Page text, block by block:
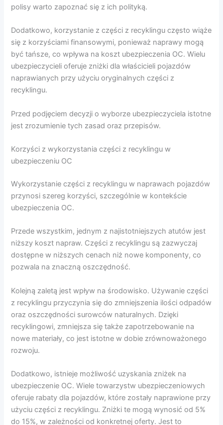
polisy warto zapoznać się z ich polityką.
Dodatkowo, korzystanie z części z recyklingu często wiąże
się z korzyściami finansowymi, ponieważ naprawy mogą
być tańsze, co wpływa na koszt ubezpieczenia OC. Wielu
ubezpieczycieli oferuje zniżki dla właścicieli pojazdów
naprawianych przy użyciu oryginalnych części z
recyklingu.
Przed podjęciem decyzji o wyborze ubezpieczyciela istotne
jest zrozumienie tych zasad oraz przepisów.
Korzyści z wykorzystania części z recyklingu w
ubezpieczeniu OC
Wykorzystanie części z recyklingu w naprawach pojazdów
przynosi szereg korzyści, szczególnie w kontekście
ubezpieczenia OC.
Przede wszystkim, jednym z najistotniejszych atutów jest
niższy koszt napraw. Części z recyklingu są zazwyczaj
dostępne w niższych cenach niż nowe komponenty, co
pozwala na znaczną oszczędność.
Kolejną zaletą jest wpływ na środowisko. Używanie części
z recyklingu przyczynia się do zmniejszenia ilości odpadów
oraz oszczędności surowców naturalnych. Dzięki
recyklingowi, zmniejsza się także zapotrzebowanie na
nowe materiały, co jest istotne w dobie zrównoważonego
rozwoju.
Dodatkowo, istnieje możliwość uzyskania zniżek na
ubezpieczenie OC. Wiele towarzystw ubezpieczeniowych
oferuje rabaty dla pojazdów, które zostały naprawione przy
użyciu części z recyklingu. Zniżki te mogą wynosić od 5%
do 15%, w zależności od konkretnej oferty. Jest to